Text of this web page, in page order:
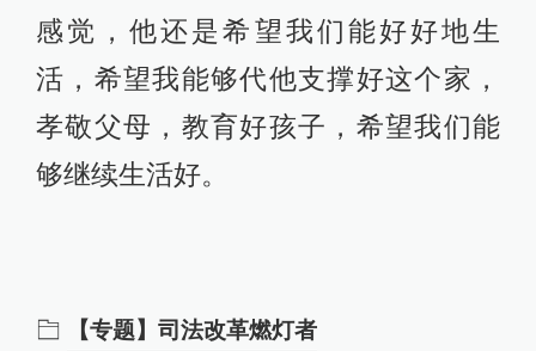
感觉，他还是希望我们能好好地生
活，希望我能够代他支撑好这个家，
孝敬父母，教育好孩子，希望我们能
够继续生活好。
【专题】司法改革燃灯者